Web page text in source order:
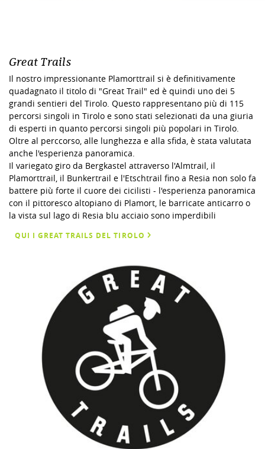
Great Trails
Il nostro impressionante Plamorttrail si è definitivamente
quadagnato il titolo di "Great Trail" ed è quindi uno dei 5
grandi sentieri del Tirolo. Questo rappresentano più di 115
percorsi singoli in Tirolo e sono stati selezionati da una giuria
di esperti in quanto percorsi singoli più popolari in Tirolo.
Oltre al perccorso, alle lunghezza e alla sfida, è stata valutata
anche l'esperienza panoramica.
Il variegato giro da Bergkastel attraverso l'Almtrail, il
Plamorttrail, il Bunkertrail e l'Etschtrail fino a Resia non solo fa
battere più forte il cuore dei cicilisti - l'esperienza panoramica
con il pittoresco altopiano di Plamort, le barricate anticarro o
la vista sul lago di Resia blu acciaio sono imperdibili
QUI I GREAT TRAILS DEL TIROLO